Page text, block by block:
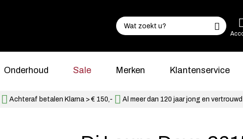
Onderhoud Sale Merken Klantenservice
Achteraf betalen Klarna > € 150,- Al meer dan 120 jaar jong en vertrouwd